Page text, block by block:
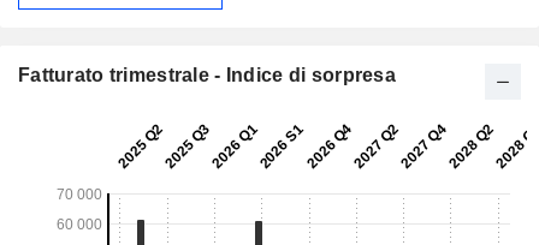
Fatturato trimestrale - Indice di sorpresa